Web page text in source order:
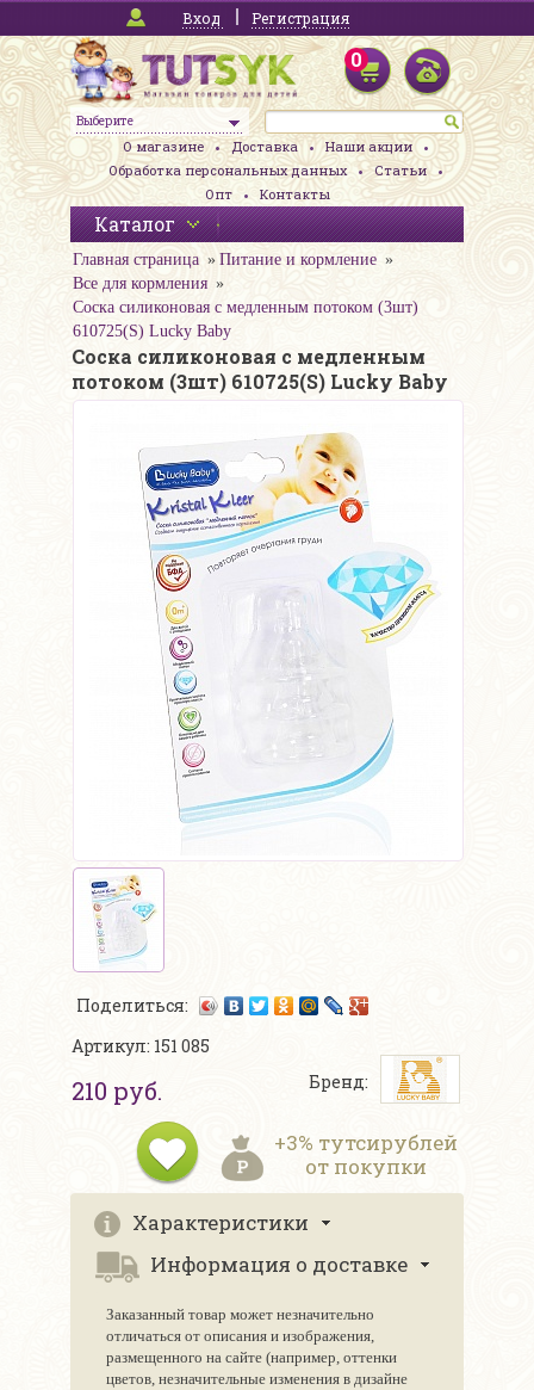
Вход Регистрация
Выберите
0
О магазине Доставка
Наши акции
Обработка персональных данных
Статьи
Опт
Контакты
Каталог
Главная страница
Питание и кормление
Все для кормления
Соска силиконовая с медленным потоком (3шт)
610725(S) Lucky Baby
Соска силиконовая с медленным
потоком (3шт) 610725(S) Lucky Baby
Поделиться:
Артикул: 151 085
210 руб. Бренд:
+3% тутсирублей
от покупки
Характеристики
Информация о доставке
Заказанный товар может незначительно
отличаться от описания и изображения,
размещенного на сайте (например, оттенки
цветов, незначительные изменения в дизайне